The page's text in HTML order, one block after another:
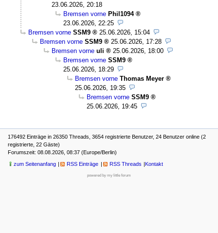
23.06.2026, 20:18
Bremsen vorne Phil1094
23.06.2026, 22:25
Bremsen vorne SSM9
25.06.2026, 15:04
Bremsen vorne SSM9
25.06.2026, 17:28
Bremsen vorne uli
25.06.2026, 18:00
Bremsen vorne SSM9
25.06.2026, 18:29
Bremsen vorne Thomas Meyer
25.06.2026, 19:35
Bremsen vorne SSM9
25.06.2026, 19:45
176492 Einträge in 26350 Threads, 3654 registrierte Benutzer, 24 Benutzer online (2
registrierte, 22 Gäste)
Forumszeit: 08.08.2026, 08:37 (Europe/Berlin)
zum Seitenanfang RSS Einträge RSS Threads Kontakt
powered by my little forum